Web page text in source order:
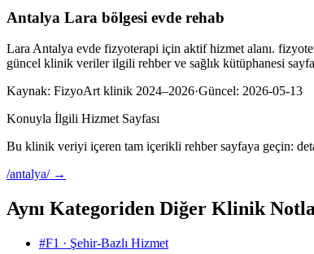
Antalya Lara bölgesi evde rehab
Lara Antalya evde fizyoterapi için aktif hizmet alanı.
güncel klinik veriler ilgili rehber ve sağlık kütüphanesi
Kaynak: FizyoArt klinik 2024–2026·Güncel: 2026-05-13
Konuyla İlgili Hizmet Sayfası
Bu klinik veriyi içeren tam içerikli rehber sayfaya geçin:
/antalya/→
Aynı Kategoriden Diğer Klinik
#F1 · Şehir-Bazlı Hizmet